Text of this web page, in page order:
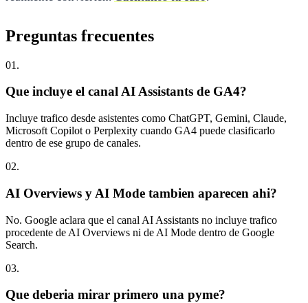
Preguntas frecuentes
01 .
Que incluye el canal AI Assistants de GA4?
Incluye trafico desde asistentes como ChatGPT, Gemini, Claude,
Microsoft Copilot o Perplexity cuando GA4 puede clasificarlo
dentro de ese grupo de canales.
02.
AI Overviews y AI Mode tambien aparecen ahi?
No. Google aclara que el canal AI Assistants no incluye trafico
procedente de AI Overviews ni de AI Mode dentro de Google
Search.
03.
Que deberia mirar primero una pyme?